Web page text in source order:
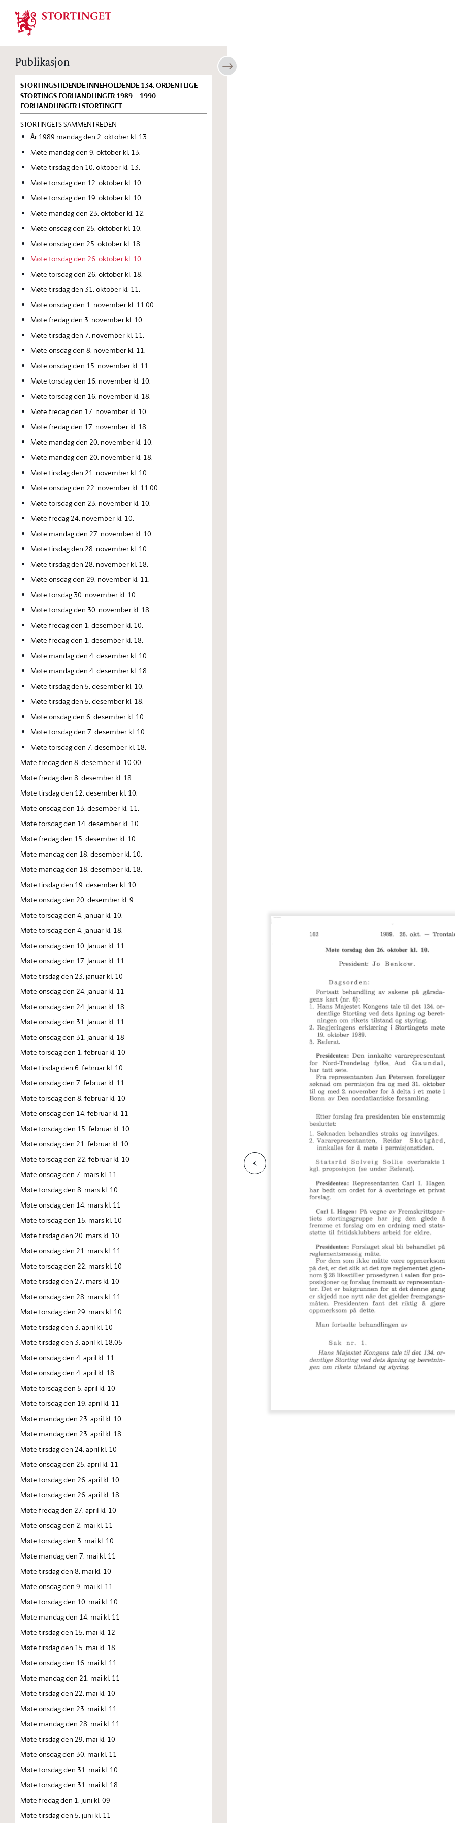
Stortinget.no
Publikasjon
STORTINGSTIDENDE INNEHOLDENDE 134. ORDENTLIGE
STORTINGS FORHANDLINGER 1989—1990
FORHANDLINGER I STORTINGET
STORTINGETS SAMMENTREDEN
År 1989 mandag den 2. oktober kl. 13
Møte mandag den 9. oktober kl. 13.
Møte tirsdag den 10. oktober kl. 13.
Møte torsdag den 12. oktober kl. 10.
Møte torsdag den 19. oktober kl. 10.
Møte mandag den 23. oktober kl. 12.
Møte onsdag den 25. oktober kl. 10.
Møte onsdag den 25. oktober kl. 18.
Møte torsdag den 26. oktober kl. 10.
Møte torsdag den 26. oktober kl. 18.
Møte tirsdag den 31. oktober kl. 11.
Møte onsdag den 1. november kl. 11.00.
Møte fredag den 3. november kl. 10.
Møte tirsdag den 7. november kl. 11.
Møte onsdag den 8. november kl. 11.
Møte onsdag den 15. november kl. 11.
Møte torsdag den 16. november kl. 10.
Møte torsdag den 16. november kl. 18.
Møte fredag den 17. november kl. 10.
Møte fredag den 17. november kl. 18.
Møte mandag den 20. november kl. 10.
Møte mandag den 20. november kl. 18.
Møte tirsdag den 21. november kl. 10.
Møte onsdag den 22. november kl. 11.00.
Møte torsdag den 23. november kl. 10.
Møte fredag 24. november kl. 10.
Møte mandag den 27. november kl. 10.
Møte tirsdag den 28. november kl. 10.
Møte tirsdag den 28. november kl. 18.
Møte onsdag den 29. november kl. 11.
Møte torsdag 30. november kl. 10.
Møte torsdag den 30. november kl. 18.
Møte fredag den 1. desember kl. 10.
Møte fredag den 1. desember kl. 18.
Møte mandag den 4. desember kl. 10.
Møte mandag den 4. desember kl. 18.
Møte tirsdag den 5. desember kl. 10.
Møte tirsdag den 5. desember kl. 18.
Møte onsdag den 6. desember kl. 10
Møte torsdag den 7. desember kl. 10.
Møte torsdag den 7. desember kl. 18.
Møte fredag den 8. desember kl. 10.00.
Møte fredag den 8. desember kl. 18.
Møte tirsdag den 12. desember kl. 10.
Møte onsdag den 13. desember kl. 11.
Møte torsdag den 14. desember kl. 10.
Møte fredag den 15. desember kl. 10.
Møte mandag den 18. desember kl. 10.
Møte mandag den 18. desember kl. 18.
Møte tirsdag den 19. desember kl. 10.
Møte onsdag den 20. desember kl. 9.
Møte torsdag den 4. januar kl. 10.
Møte torsdag den 4. januar kl. 18.
Møte onsdag den 10. januar kl. 11.
Møte onsdag den 17. januar kl. 11
Møte tirsdag den 23. januar kl. 10
Møte onsdag den 24. januar kl. 11
Møte onsdag den 24. januar kl. 18
Møte onsdag den 31. januar kl. 11
Møte onsdag den 31. januar kl. 18
Møte torsdag den 1. februar kl. 10
Møte tirsdag den 6. februar kl. 10
Møte onsdag den 7. februar kl. 11
Møte torsdag den 8. februar kl. 10
Møte onsdag den 14. februar kl. 11
Møte torsdag den 15. februar kl. 10
Møte onsdag den 21. februar kl. 10
Møte torsdag den 22. februar kl. 10
Møte onsdag den 7. mars kl. 11
Møte torsdag den 8. mars kl. 10
Møte onsdag den 14. mars kl. 11
Møte torsdag den 15. mars kl. 10
Møte tirsdag den 20. mars kl. 10
Møte onsdag den 21. mars kl. 11
Møte torsdag den 22. mars kl. 10
Møte tirsdag den 27. mars kl. 10
Møte onsdag den 28. mars kl. 11
Møte torsdag den 29. mars kl. 10
Møte tirsdag den 3. april kl. 10
Møte tirsdag den 3. april kl. 18.05
Møte onsdag den 4. april kl. 11
Møte onsdag den 4. april kl. 18
Møte torsdag den 5. april kl. 10
Møte torsdag den 19. april kl. 11
Møte mandag den 23. april kl. 10
Møte mandag den 23. april kl. 18
Møte tirsdag den 24. april kl. 10
Møte onsdag den 25. april kl. 11
Møte torsdag den 26. april kl. 10
Møte torsdag den 26. april kl. 18
Møte fredag den 27. april kl. 10
Møte onsdag den 2. mai kl. 11
Møte torsdag den 3. mai kl. 10
Møte mandag den 7. mai kl. 11
Møte tirsdag den 8. mai kl. 10
Møte onsdag den 9. mai kl. 11
Møte torsdag den 10. mai kl. 10
Møte mandag den 14. mai kl. 11
Møte tirsdag den 15. mai kl. 12
Møte tirsdag den 15. mai kl. 18
Møte onsdag den 16. mai kl. 11
Møte mandag den 21. mai kl. 11
Møte tirsdag den 22. mai kl. 10
Møte onsdag den 23. mai kl. 11
Møte mandag den 28. mai kl. 11
Møte tirsdag den 29. mai kl. 10
Møte onsdag den 30. mai kl. 11
Møte torsdag den 31. mai kl. 10
Møte torsdag den 31. mai kl. 18
Møte fredag den 1. juni kl. 09
Møte tirsdag den 5. juni kl. 11
F
o
rr
i
g
e
s
i
de